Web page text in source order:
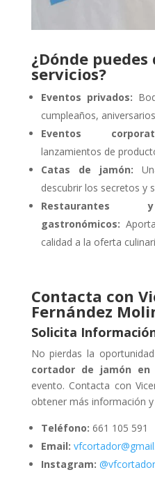
¿Dónde
servicios?
Eventos privados:
cumpleaños,
Eventos
lanzamientos de
Catas de jamón:
descubrir los secretos y
Restaurantes
gastronómicos:
calidad a la oferta
Contacta con
Fernández
Solicita
No pierdas la
cortador de jamón en
evento. Contacta con
obtener más información
Teléfono: 661 105 591
Email:
Instagram: @vfcortador